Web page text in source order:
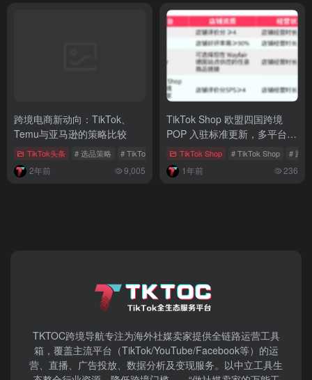
跨境电商新动向：TikTok、
Temu与亚马逊的策略比较
TikTok头条 # 选品策略 # TikTok Shop # TEMU
2年前 9,005
TikTok Shop 欧盟四国跨境
POP 入驻标准更新，多平台商
家获新机遇
TikTok Shop # TikTok Shop # 跨
1年前 236
TKTOC跨境导航​专注为海外社媒卖家提供全链路运营工具
箱，覆盖主流平台（TikTok/YouTube/Facebook等）​的运
营、直播、广告投放、数据分析及变现服务。以中立工具生